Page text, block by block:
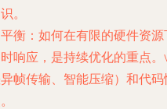
。
衡 ：如何在有限的硬件资
响应，是持续优化的重点。
帧传输、智能压缩）和代